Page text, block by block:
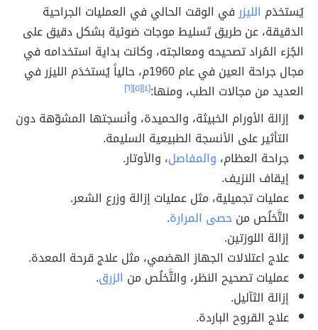
يُستخدَم الليزرفي الوقت الحالي في العمليات الجراحية
الدقيقة، عن طريق تَسليط موجات ضوئية بشكل دقيق على
الجُزء المُراد تصحيحه ومعالجته، وكانت بداية استخدامه في
مجال جراحة العين في عام 1960م، حالياً يُستخدَم الليزر في
العديد من مجالات الطب، ومنها:[٤] [٥] [٦]
إزالة الأورام الخبيثة، والحميدة، وأنسجتها المشوّهة دون
التأثير على الأنسجة الطبيعية السليمة.
جراحة العظام، والمفاصل، والأوتار.
إيقاف النزيف.
عمليات تجميلية، مثل عمليات إزالة وزرع الشعر.
التَّخلُص منحصى المرارة.
إزالة اللوزتين.
علاج اعتلالات الجهاز الهضمي، مثل علاج قرحة المعدة.
عمليات تصحيح النظر، والتَّخلُص من الزرق.
إزالة الثآليل.
علاج القروح الباردة.